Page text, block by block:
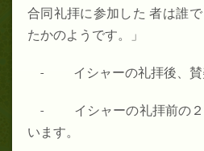
合同礼拝に参加した 者は誰
たかのようです。」
- イシャーの礼拝後、賛
- イシャーの礼拝前の２
います。